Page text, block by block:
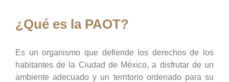
¿Qué es la PAOT?
Es un organismo que defiende los derechos de los
habitantes de la Ciudad de México, a disfrutar de un
ambiente adecuado y un territorio ordenado para su